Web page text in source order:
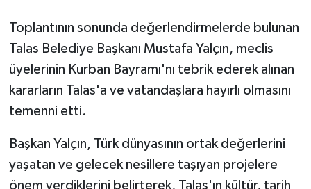
Toplantının sonunda değerlendirmelerde bulunan
Talas Belediye Başkanı Mustafa Yalçın, meclis
üyelerinin Kurban Bayramı'nı tebrik ederek alınan
kararların Talas'a ve vatandaşlara hayırlı olmasını
temenni etti.
Başkan Yalçın, Türk dünyasının ortak değerlerini
yaşatan ve gelecek nesillere taşıyan projelere
önem verdiklerini belirterek, Talas'ın kültür, tarih